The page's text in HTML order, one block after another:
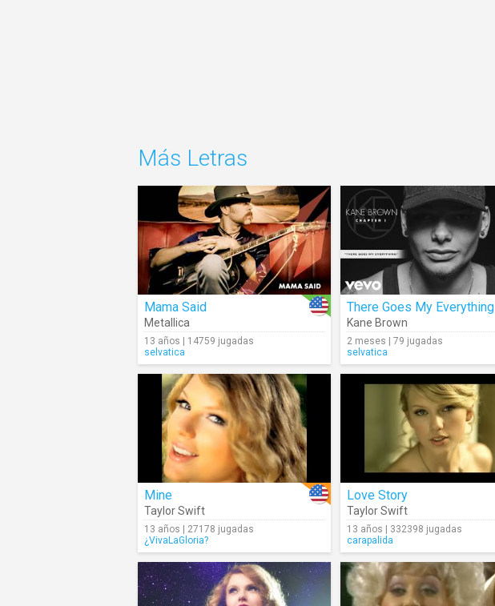
Más Letras
Mama Said
Metallica
13 años | 14759 jugadas
selvatica
There Goes My Everything
Kane Brown
2 meses | 79 jugadas
selvatica
Mine
Taylor Swift
13 años | 27178 jugadas
¿VivaLaGloria?
Love Story
Taylor Swift
13 años | 332398 jugadas
carapalida